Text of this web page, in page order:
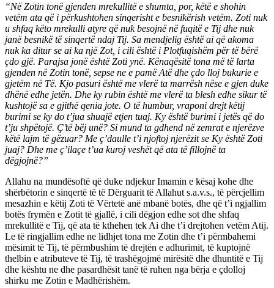
“Në Zotin tonë gjenden mrekullitë e shumta, por, këtë e shohin
vetëm ata që i përkushtohen sinqerisht e besnikërish vetëm. Zoti nuk
u shfaq këto mrekulli atyre që nuk besojnë në fuqitë e Tij dhe nuk
janë besnikë të sinqertë ndaj Tij. Sa mendjelig është ai që akoma
nuk ka ditur se ai ka një Zot, i cili është i Plotfuqishëm për të bërë
çdo gjë. Parajsa jonë është Zoti ynë. Kënaqësitë tona më të larta
gjenden në Zotin tonë, sepse ne e pamë Atë dhe çdo lloj bukurie e
gjetëm në Të. Kjo pasuri është me vlerë ta marrësh nëse e gjen duke
dhënë edhe jetën. Dhe ky rubin është me vlerë ta blesh edhe sikur të
kushtojë sa e gjithë qenia jote. O të humbur, vraponi drejt këtij
burimi se ky do t’jua shuajë etjen tuaj. Ky është burimi i jetës që do
t’ju shpëtojë. Ç’të bëj unë? Si mund ta gdhend në zemrat e njerëzve
këtë lajm të gëzuar? Me ç’daulle t’i njoftoj njerëzit se Ky është Zoti
juaj? Dhe me ç’ilaçe t’ua kuroj veshët që ata të fillojnë ta
dëgjojnë?”
Allahu na mundësoftë që duke ndjekur Imamin e kësaj kohe dhe
shërbëtorin e sinqertë të të Dërguarit të Allahut s.a.v.s., të përcjellim
mesazhin e këtij Zoti të Vërtetë anë mbanë botës, dhe që t’i ngjallim
botës frymën e Zotit të gjallë, i cili dëgjon edhe sot dhe shfaq
mrekullitë e Tij, që ata të kthehen tek Ai dhe t’i drejtohen vetëm Atij.
Le të ringjallim edhe ne lidhjet tona me Zotin dhe t’i përmbahemi
mësimit të Tij, të përmbushim të drejtën e adhurimit, të kuptojnë
thelbin e atributeve të Tij, të trashëgojmë mirësitë dhe dhuntitë e Tij
dhe kështu ne dhe pasardhësit tanë të ruhen nga bërja e çdolloj
shirku me Zotin e Madhërishëm.